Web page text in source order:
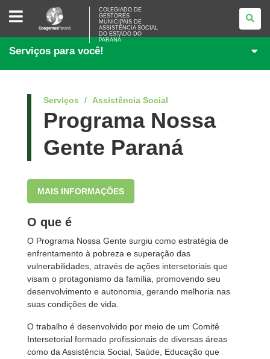
COLEGIADO
GESTORES
MUNICIPAIS
ASSISTÊNCIA
DO
COLEGIADO DE
GESTORES
MUNICIPAIS DE
ASSISTÊNCIA SOCIAL
DO ESTADO DO
PARANÁ
Serviços para você!
Serviços Assistência Social
Programa Nossa
Gente Paraná
MAIS INFORMAÇÕES
O que é
O Programa Nossa Gente surgiu como estratégia de
enfrentamento à pobreza e superação das
vulnerabilidades, através de ações intersetoriais que
visam o protagonismo da família, promovendo seu
desenvolvimento e autonomia, gerando melhoria nas
suas condições de vida.
O trabalho é desenvolvido por meio de um Comitê
Intersetorial formado profissionais de diversas áreas
como da Assistência Social, Saúde, Educação que